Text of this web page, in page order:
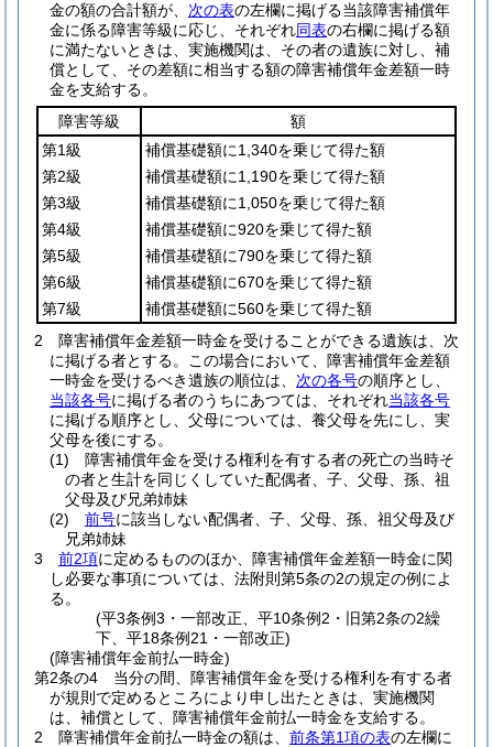
金の額の合計額が、 次の表の左欄に掲げる当該障害補償年
金に係る障害等級に応じ、それぞれ同表の右欄に掲げる額
に満たないときは、実施機関は、その者の遺族に対し、補
償として、その差額に相当する額の障害補償年金差額一時
金を支給する。
障害等級
額
第1級
補償基礎額に1,340を乗じて得た額
第2級
補償基礎額に1,190を乗じて得た額
第3級
補償基礎額に1,050を乗じて得た額
第4級
補償基礎額に920を乗じて得た額
第5級
補償基礎額に790を乗じて得た額
第6級
補償基礎額に670を乗じて得た額
第7級
補償基礎額に560を乗じて得た額
2
障害補償年金差額一時金を受けることができる遺族は、次
に掲げる者とする。
この場合において、障害補償年金差額
一時金を受けるべき遺族の順位は、 次の各号の順序とし、
当該各号に掲げる者のうちにあつては、それぞれ当該各号
に掲げる順序とし、父母については、養父母を先にし、実
父母を後にする。
(1)
障害補償年金を受ける権利を有する者の死亡の当時そ
の者と生計を同じくしていた配偶者、子、父母、孫、祖
父母及び兄弟姉妹
(2)
前号に該当しない配偶者、子、父母、孫、祖父母及び
兄弟姉妹
3
前2項に定めるもののほか、障害補償年金差額一時金に関
し必要な事項については、法附則第5条の2の規定の例によ
る。
(平3条例3・一部改正、平10条例2・旧第2条の2繰
下、平18条例21・一部改正)
(障害補償年金前払一時金)
第2条の4
当分の間、障害補償年金を受ける権利を有する者
が規則で定めるところにより申し出たときは、実施機関
は、補償として、障害補償年金前払一時金を支給する。
2
障害補償年金前払一時金の額は、 前条第1項の表の左欄に